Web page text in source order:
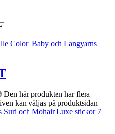
Den här produkten har flera
kan väljas på produktsidan